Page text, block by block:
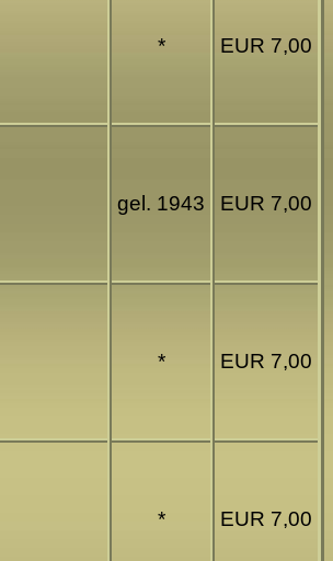
* EUR 7,00
gel. 1943 EUR 7,00
* EUR 7,00
* EUR 7,00